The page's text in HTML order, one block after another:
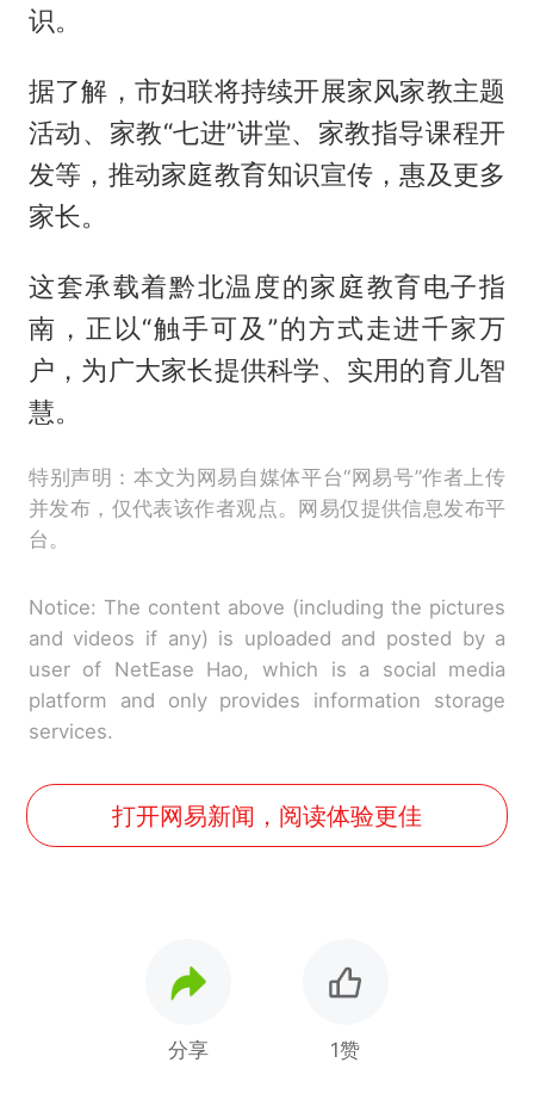
识。
据了解，市妇联将持续开展家风家教主题
活动、家教“七进”讲堂、家教指导课程开
发等，推动家庭教育知识宣传，惠及更多
家长。
这套承载着黔北温度的家庭教育电子指
南，正以“触手可及”的方式走进千家万
户，为广大家长提供科学、实用的育儿智
慧。
特别声明：本文为网易自媒体平台“网易号”作者上传
并发布，仅代表该作者观点。网易仅提供信息发布平
台。
Notice: The content above (including the pictures
and videos if any) is uploaded and posted by a
user of NetEase Hao, which is a social media
platform and only provides information storage
services.
打开网易新闻，阅读体验更佳
分享 1赞